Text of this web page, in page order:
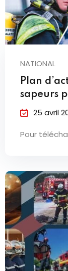
NATIONAL
Plan
sapeurs
25 avril
Pour